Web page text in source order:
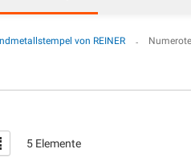
von REINER
Liste 5Elemente